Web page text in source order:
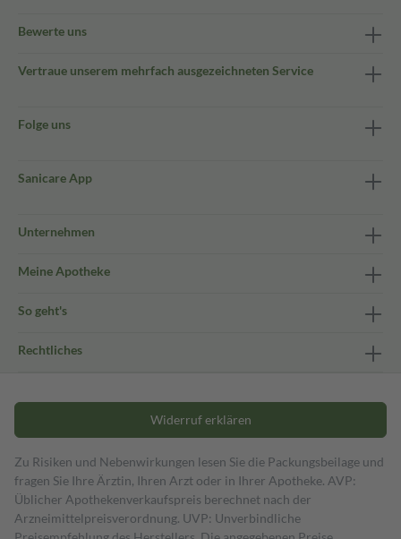
Bewerte uns
Vertraue unserem mehrfach ausgezeichneten Service
Folge uns
Sanicare App
Unternehmen
Meine Apotheke
So geht's
Rechtliches
Widerruf erklären
Zu Risiken und Nebenwirkungen lesen Sie die Packungsbeilage und
fragen Sie Ihre Ärztin, Ihren Arzt oder in Ihrer Apotheke. AVP:
Üblicher Apothekenverkaufspreis berechnet nach der
Arzneimittelpreisverordnung. UVP: Unverbindliche